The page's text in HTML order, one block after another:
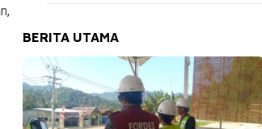
BERITA UTAMA